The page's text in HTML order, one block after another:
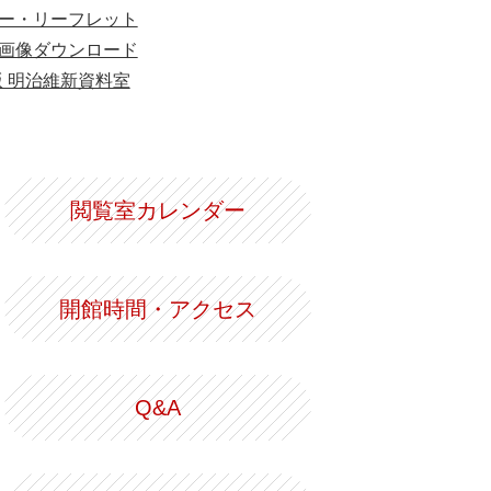
・リーフレット
像ダウンロード
明治維新資料室
閲覧室カレンダー
開館時間・アクセス
Q&A